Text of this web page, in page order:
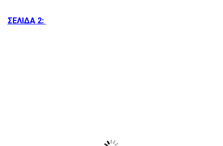
ΣΕΛΙΔΑ 2: